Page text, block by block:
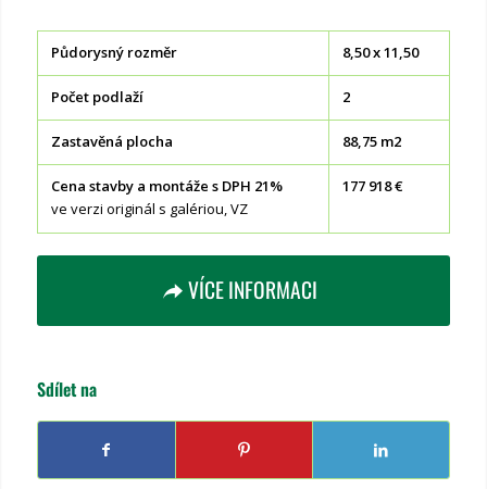
Půdorysný rozměr 8,50 x 11,50
Počet podlaží 2
Zastavěná plocha 88,75 m2
Cena stavby a montáže s DPH 21%
ve verzi originál s galériou, VZ
177 918 €
VÍCE INFORMACI
Sdílet na